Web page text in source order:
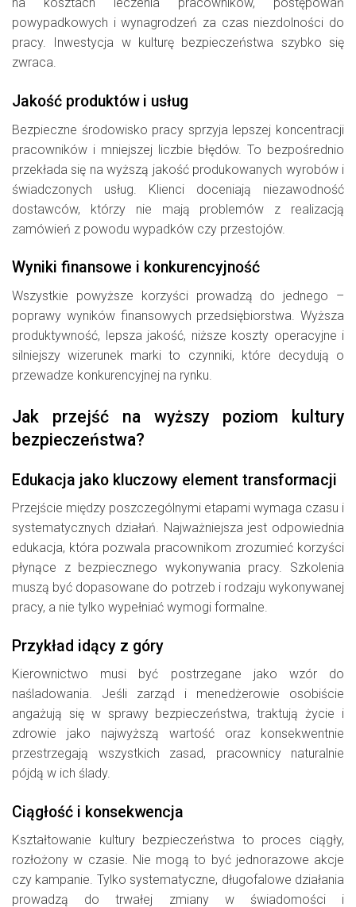
na kosztach leczenia pracowników, postępowań
powypadkowych i wynagrodzeń za czas niezdolności do
pracy. Inwestycja w kulturę bezpieczeństwa szybko się
zwraca.
Jakość produktów i usług
Bezpieczne środowisko pracy sprzyja lepszej koncentracji
pracowników i mniejszej liczbie błędów. To bezpośrednio
przekłada się na wyższą jakość produkowanych wyrobów i
świadczonych usług. Klienci doceniają niezawodność
dostawców, którzy nie mają problemów z realizacją
zamówień z powodu wypadków czy przestojów.
Wyniki finansowe i konkurencyjność
Wszystkie powyższe korzyści prowadzą do jednego –
poprawy wyników finansowych przedsiębiorstwa. Wyższa
produktywność, lepsza jakość, niższe koszty operacyjne i
silniejszy wizerunek marki to czynniki, które decydują o
przewadze konkurencyjnej na rynku.
Jak przejść na wyższy poziom kultury
bezpieczeństwa?
Edukacja jako kluczowy element transformacji
Przejście między poszczególnymi etapami wymaga czasu i
systematycznych działań. Najważniejsza jest odpowiednia
edukacja, która pozwala pracownikom zrozumieć korzyści
płynące z bezpiecznego wykonywania pracy. Szkolenia
muszą być dopasowane do potrzeb i rodzaju wykonywanej
pracy, a nie tylko wypełniać wymogi formalne.
Przykład idący z góry
Kierownictwo musi być postrzegane jako wzór do
naśladowania. Jeśli zarząd i menedżerowie osobiście
angażują się w sprawy bezpieczeństwa, traktują życie i
zdrowie jako najwyższą wartość oraz konsekwentnie
przestrzegają wszystkich zasad, pracownicy naturalnie
pójdą w ich ślady.
Ciągłość i konsekwencja
Kształtowanie kultury bezpieczeństwa to proces ciągły,
rozłożony w czasie. Nie mogą to być jednorazowe akcje
czy kampanie. Tylko systematyczne, długofalowe działania
prowadzą do trwałej zmiany w świadomości i